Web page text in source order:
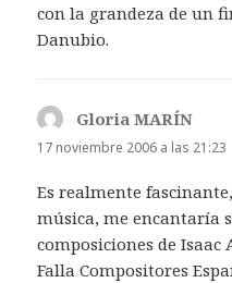
con la grandeza de un
Danubio.
Gloria MARÍN
17 noviembre 2006 a las 21:23
Es realmente
música, me encantaría
composiciones de Isaac
Falla Compositores